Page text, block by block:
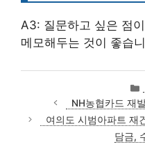
A3: 질문하고 싶은 점
메모해두는 것이 좋습
NH농협카드 재
여의도 시범아파트 재
담금,